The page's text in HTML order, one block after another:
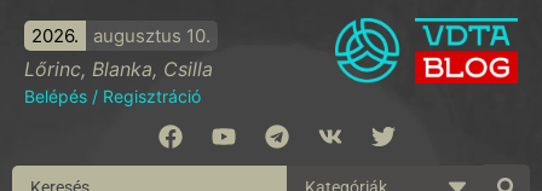
2026. augusztus 10.
Lőrinc, Blanka, Csilla
Belépés / Regisztráció